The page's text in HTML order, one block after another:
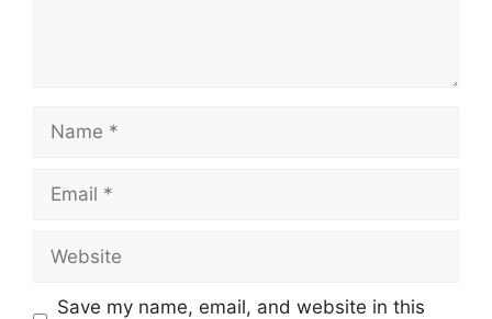
Save my name, email, and website in this